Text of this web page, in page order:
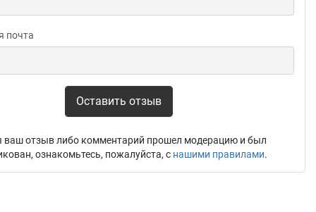
почта
Оставить отзыв
ваш отзыв либо комментарий прошел модерацию и был
ознакомьтесь, пожалуйста, с нашими правилами.